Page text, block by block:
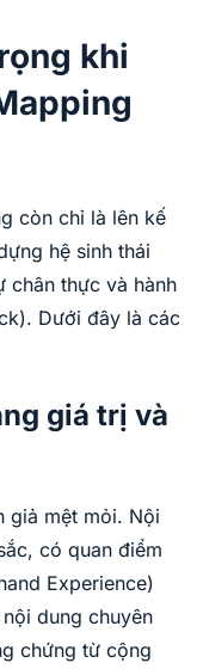
khi
còn chỉ là lên kế
hệ sinh thái
chân thực và hành
Dưới đây là các
giá trị và
giả mệt mỏi. Nội
có quan điểm
Experience)
dung chuyên
chứng từ cộng